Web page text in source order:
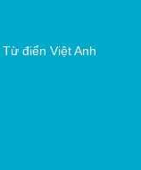
Từ điển Việt Anh